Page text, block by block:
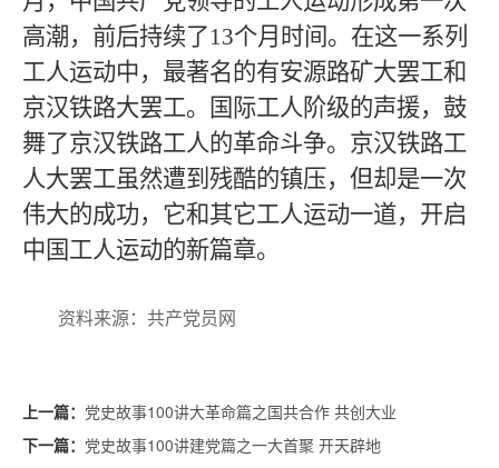
高潮，前后持续了13个月时间。在这一系列
工人运动中，最著名的有安源路矿大罢工和
京汉铁路大罢工。国际工人阶级的声援，鼓
舞了京汉铁路工人的革命斗争。京汉铁路工
人大罢工虽然遭到残酷的镇压，但却是一次
伟大的成功，它和其它工人运动一道，开启
中国工人运动的新篇章。
资料来源：共产党员网
上一篇： 党史故事100讲大革命篇之国共合作 共创大业
下一篇： 党史故事100讲建党篇之一大首聚 开天辟地